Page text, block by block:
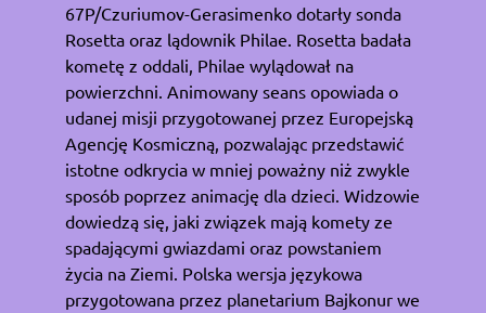
67P/Czuriumov-Gerasimenko dotarły sonda
Rosetta oraz lądownik Philae. Rosetta badała
kometę z oddali, Philae wylądował na
powierzchni. Animowany seans opowiada o
udanej misji przygotowanej przez Europejską
Agencję Kosmiczną, pozwalając przedstawić
istotne odkrycia w mniej poważny niż zwykle
sposób poprzez animację dla dzieci. Widzowie
dowiedzą się, jaki związek mają komety ze
spadającymi gwiazdami oraz powstaniem
życia na Ziemi. Polska wersja językowa
przygotowana przez planetarium Bajkonur we